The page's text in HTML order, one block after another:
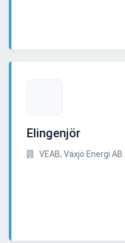
Elingenjör
VEAB, Växjö Energi AB